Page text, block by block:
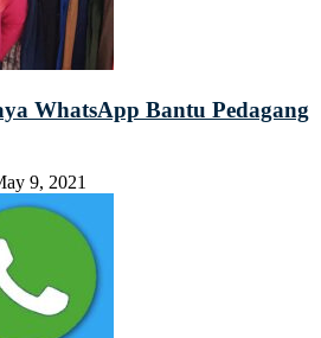
WhatsApp Bantu Pedagang
9, 2021